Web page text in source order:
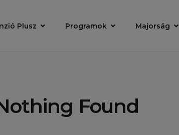
Plusz Programok Majorság
Found